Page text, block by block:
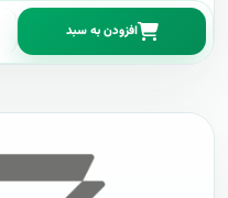
افزودن به سبد